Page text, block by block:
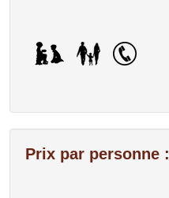
Prix par personne :